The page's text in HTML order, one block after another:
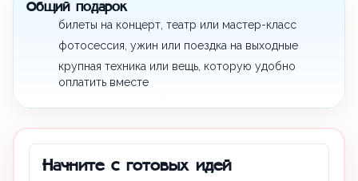
Общий подарок
билеты на концерт, театр или мастер-класс
фотосессия, ужин или поездка на выходные
крупная техника или вещь, которую удобно
оплатить вместе
Начните с готовых идей